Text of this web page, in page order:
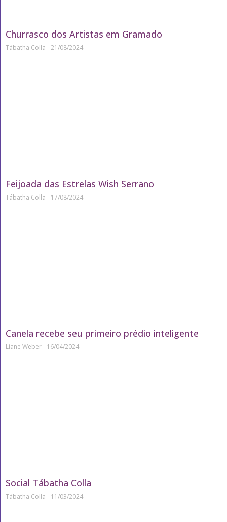
Churrasco dos Artistas em Gramado
Tábatha Colla 21/08/2024
Feijoada das Estrelas Wish Serrano
Tábatha Colla 17/08/2024
Canela recebe seu primeiro prédio inteligente
Liane Weber 16/04/2024
Social Tábatha Colla
Tábatha Colla 11/03/2024